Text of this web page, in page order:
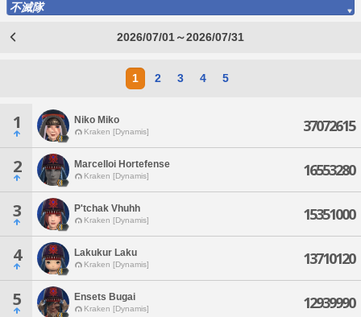
不滅隊
2026/07/01～2026/07/31
1 2 3 4 5
1 Niko Miko
Kraken [Dynamis] 37072615
2 Marcelloi Hortefense
Kraken [Dynamis] 16553280
3 P'tchak Vhuhh
Kraken [Dynamis] 15351000
4 Lakukur Laku
Kraken [Dynamis] 13710120
5 Ensets Bugai
Kraken [Dynamis] 12939990